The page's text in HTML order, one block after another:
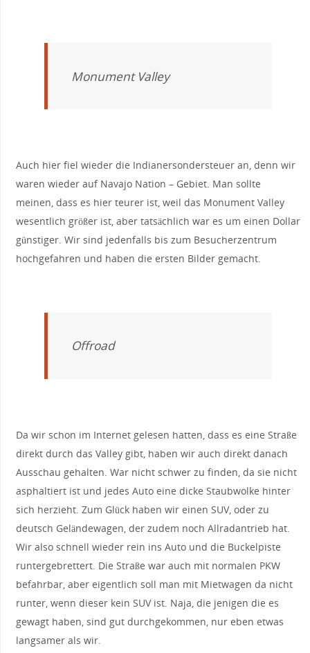
Monument Valley
Auch hier fiel wieder die Indianersondersteuer an, denn wir
waren wieder auf Navajo Nation – Gebiet. Man sollte
meinen, dass es hier teurer ist, weil das Monument Valley
wesentlich größer ist, aber tatsächlich war es um einen Dollar
günstiger. Wir sind jedenfalls bis zum Besucherzentrum
hochgefahren und haben die ersten Bilder gemacht.
Offroad
Da wir schon im Internet gelesen hatten, dass es eine Straße
direkt durch das Valley gibt, haben wir auch direkt danach
Ausschau gehalten. War nicht schwer zu finden, da sie nicht
asphaltiert ist und jedes Auto eine dicke Staubwolke hinter
sich herzieht. Zum Glück haben wir einen SUV, oder zu
deutsch Geländewagen, der zudem noch Allradantrieb hat.
Wir also schnell wieder rein ins Auto und die Buckelpiste
runtergebrettert. Die Straße war auch mit normalen PKW
befahrbar, aber eigentlich soll man mit Mietwagen da nicht
runter, wenn dieser kein SUV ist. Naja, die jenigen die es
gewagt haben, sind gut durchgekommen, nur eben etwas
langsamer als wir.